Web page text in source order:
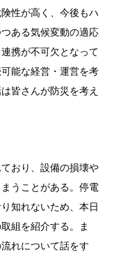
性が高く、今後もハ
ある気候変動の適応
携が不可欠となって
能な経営・運営を考
皆さんが防災を考え
おり、設備の損壊や
うことがある。停電
知れないため、本日
組を紹介する。ま
れについて話をす